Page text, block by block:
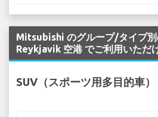
Mitsubishi のグループ/タイプ別
Reykjavik 空港 でご利用いただ
SUV（スポーツ用多目的車）